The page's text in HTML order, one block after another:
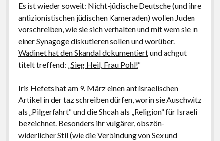
and Cosmopolitan anti-Zionism
2011: Schadenfreude. Islamforschung und
Antisemitismus in Deutschland nach 9/11
2009: Antisemitismus und Deutschland. Vorstudien
zur Ideologiekritik einer innigen Beziehung
2007: Dissertation: Salonfähigkeit der Neuen
Rechten. ‚Nationale Identität‘, Antisemitismus und
Antiamerikanismus in der politischen Kultur der
Bundesrepublik Deutschland 1970-2005: Henning
Eichberg als Exempel (Uni Innsbruck, Aug. 2006)
Es ist wieder soweit: Nicht-jüdische Deutsche (und ihre
antizionistischen jüdischen Kameraden) wollen Juden
vorschreiben, wie sie sich verhalten und mit wem sie in
einer Synagoge diskutieren sollen und worüber.
Wadinet hat den Skandal dokumentiertund achgut
titelt treffend: „Sieg Heil, Frau Pohl!“
Iris Hefets hat am 9. März einen antiisraelischen
Artikel in der taz schreiben dürfen, worin sie Auschwitz
als „Pilgerfahrt“ und die Shoah als „Religion“ für Israeli
bezeichnet. Besonders ihr vulgärer, obszön-
widerlicher Stil (wie die Verbindung von Sex und